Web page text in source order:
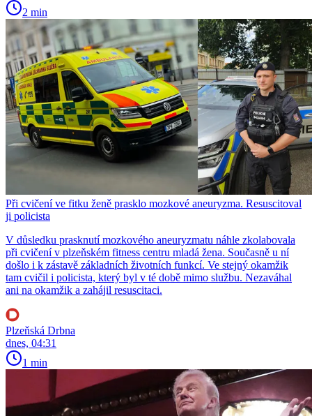
2 min
Při cvičení ve fitku ženě prasklo mozkové aneuryzma. Resuscitoval
ji policista
V důsledku prasknutí mozkového aneuryzmatu náhle zkolabovala
při cvičení v plzeňském fitness centru mladá žena. Současně u ní
došlo i k zástavě základních životních funkcí. Ve stejný okamžik
tam cvičil i policista, který byl v té době mimo službu. Nezaváhal
ani na okamžik a zahájil resuscitaci.
Plzeňská Drbna
dnes, 04:31
1 min